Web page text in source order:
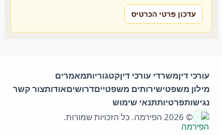
עדכון פרטי הכרטיס
עורכי דיןמשרדי עורכי דיןקטגוריותמאמרים
מילון משפטישירותים משפטייםדרושיםאודותצור קשר
נגישותפרטיותתנאי שימוש
© 2026 הפירמה. כל הזכויות שמורות.